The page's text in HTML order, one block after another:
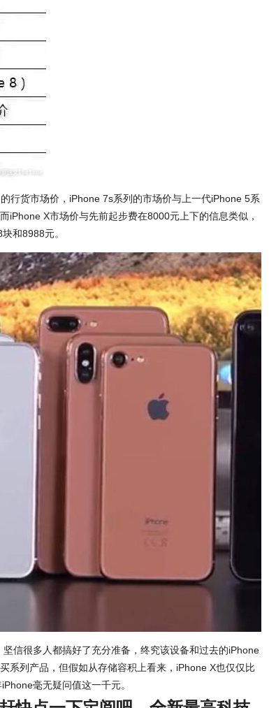
行货市场价，iPhone 7s系列的市场价与上一代iPhone 5系
iPhone X市场价与先前起步费在8000元上下的信息类似，
和8988元。
信很多人都搞好了充分准备，终究该设备和过去的iPhone
系列产品，但假如从存储容积上看来，iPhone X也仅仅比
毫无疑问值这一千元。